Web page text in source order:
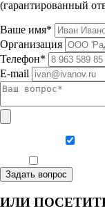
(гарантированный
Ваше имя*
Организация
Телефон*
E-mail
Задать вопрос
ИЛИ